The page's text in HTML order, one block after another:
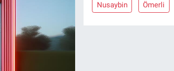
Nusaybin Ömerli